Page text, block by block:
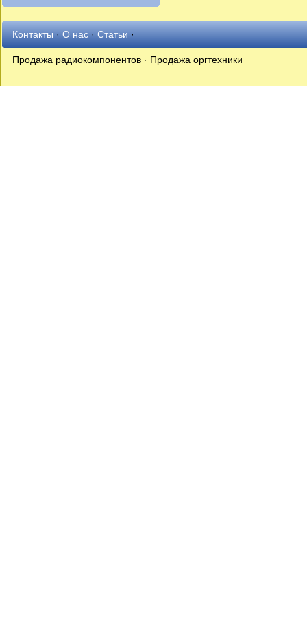
Контакты·О нас·Статьи·
Продажа радиокомпонентов · Продажа оргтехники